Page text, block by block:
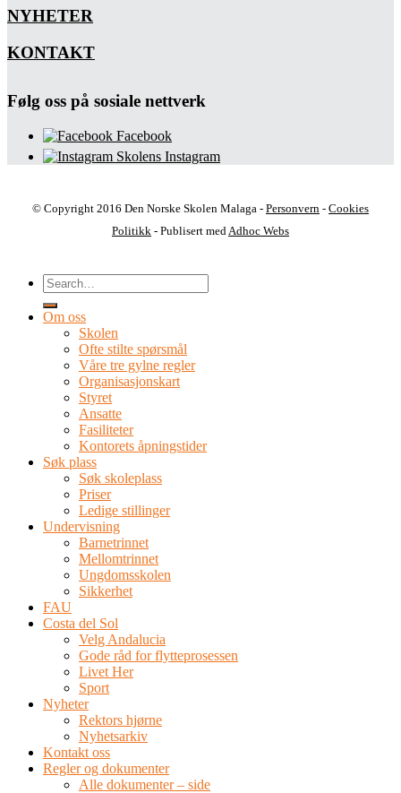
NYHETER
KONTAKT
Følg oss på sosiale nettverk
Facebook
Skolens Instagram
© Copyright 2016 Den Norske Skolen Malaga - Personvern - Cookies
Politikk - Publisert med Adhoc Webs
Om oss
Skolen
Ofte stilte spørsmål
Våre tre gylne regler
Organisasjonskart
Styret
Ansatte
Fasiliteter
Kontorets åpningstider
Søk plass
Søk skoleplass
Priser
Ledige stillinger
Undervisning
Barnetrinnet
Mellomtrinnet
Ungdomsskolen
Sikkerhet
FAU
Costa del Sol
Velg Andalucia
Gode råd for flytteprosessen
Livet Her
Sport
Nyheter
Rektors hjørne
Nyhetsarkiv
Kontakt oss
Regler og dokumenter
Alle dokumenter – side